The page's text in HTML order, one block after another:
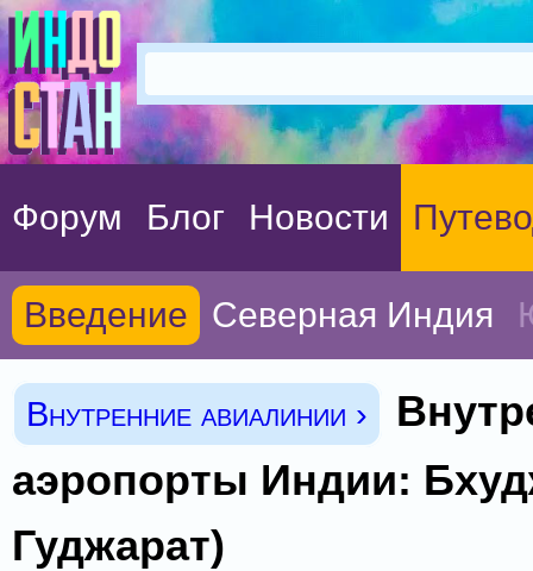
Форум Блог Новости
Введение Северная Индия
Внутренние авиалинии ›
аэропорты Индии:
Гуджарат)